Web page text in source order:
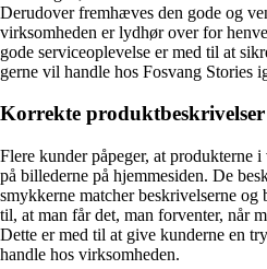
Derudover fremhæves den gode og
virksomheden er lydhør over for
gode serviceoplevelse er med til at
gerne vil handle hos Fosvang Stories
Korrekte
Flere kunder påpeger, at produkterne
på billederne på hjemmesiden. De
smykkerne matcher beskrivelserne
til, at man får det, man forventer, når
Dette er med til at give kunderne en
handle hos virksomheden.